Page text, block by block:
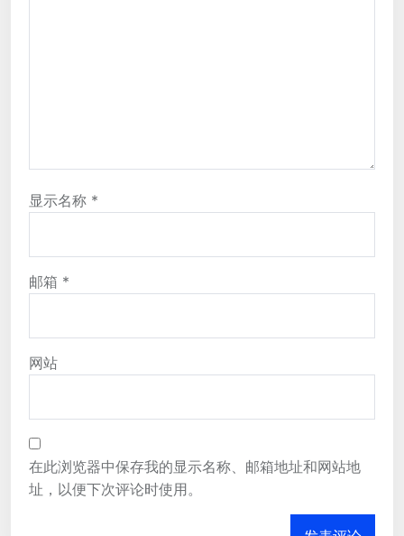
显示名称 *
邮箱 *
网站
在此浏览器中保存我的显示名称、邮箱地址和网站地
址，以便下次评论时使用。